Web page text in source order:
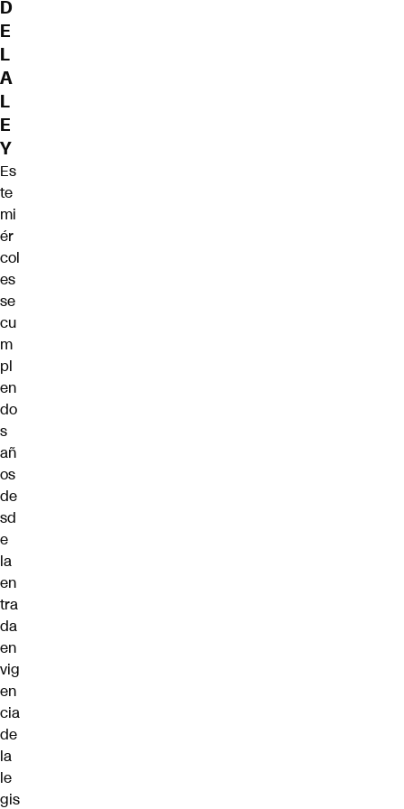
D
E
L
A
L
E
Y
Es
te
mi
ér
col
es
se
cu
m
pl
en
do
s
añ
os
de
sd
e
la
en
tra
da
en
vig
en
cia
de
la
le
gis